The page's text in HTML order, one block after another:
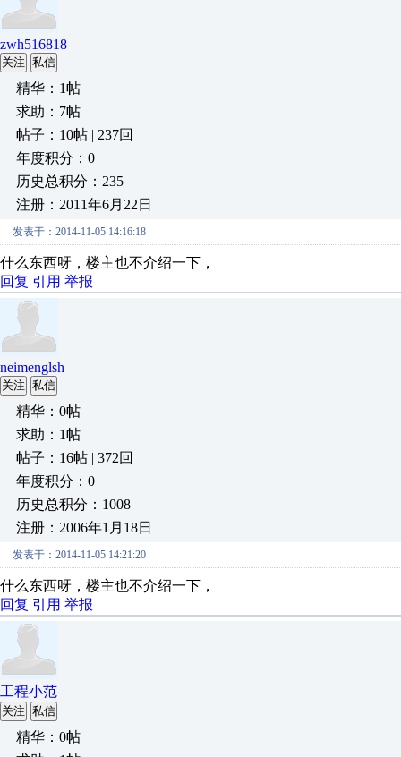
zwh516818
关注 私信
精华：1帖
求助：7帖
帖子：10帖 | 237回
年度积分：0
历史总积分：235
注册：2011年6月22日
发表于：2014-11-05 14:16:18
什么东西呀，楼主也不介绍一下，
回复 引用 举报
neimenglsh
关注 私信
精华：0帖
求助：1帖
帖子：16帖 | 372回
年度积分：0
历史总积分：1008
注册：2006年1月18日
发表于：2014-11-05 14:21:20
什么东西呀，楼主也不介绍一下，
回复 引用 举报
工程小范
关注 私信
精华：0帖